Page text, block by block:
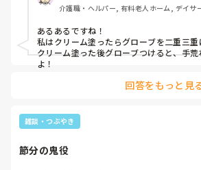
介護職・ヘルパー, 有料老人ホーム, デイサ
あるあるですね！
私はクリーム塗ったらグローブを二重三
クリーム塗った後グローブつけると、手
よ！
回答をもっと見
雑談・つぶやき
節分の鬼役